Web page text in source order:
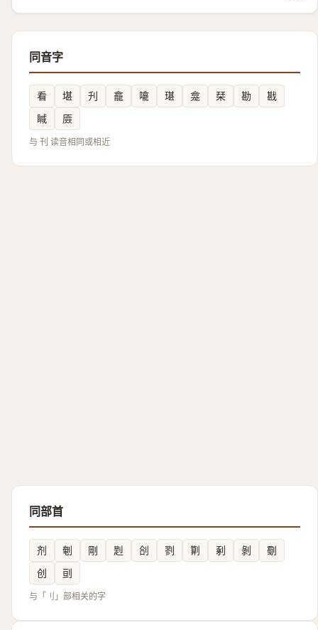
同音字
看 堪 刋 龕 㘛 㻣 龛 栞 勘
戡
䁍
厱
与 刊 读音相同或相近
同部首
剂 剦 剛 㓳 㓣 剹 㔍 剢 剝
劅
创
刯
与「刂」部相关的字